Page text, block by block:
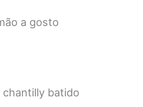
a gosto
chantilly batido